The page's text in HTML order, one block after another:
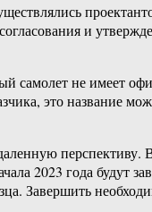
и
самолет не имеет
это название
перспективу. В
2023 года
Завершить